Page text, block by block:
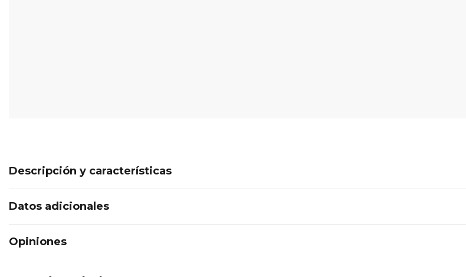
Descripción y características
Datos adicionales
Opiniones